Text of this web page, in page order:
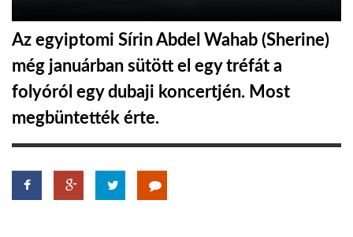
GLOBOTV BP
TROPICALMAGAZIN
Az egyiptomi Sírin Abdel Wahab (Sherine)
még januárban sütött el egy tréfát a
folyóról egy dubaji koncertjén. Most
megbüntették érte.